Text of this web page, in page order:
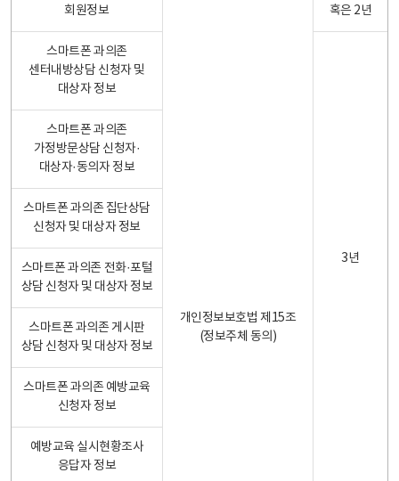
회원정보
개인정보보호법 제15조
(정보주체 동의)
혹은 2년
스마트폰 과의존
센터내방상담 신청자 및
대상자 정보
3년
스마트폰 과의존
가정방문상담 신청자·
대상자·동의자 정보
스마트폰 과의존 집단상담
신청자 및 대상자 정보
스마트폰 과의존 전화·포털
상담 신청자 및 대상자 정보
스마트폰 과의존 게시판
상담 신청자 및 대상자 정보
스마트폰 과의존 예방교육
신청자 정보
예방교육 실시현황조사
응답자 정보